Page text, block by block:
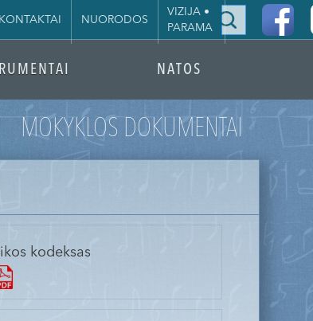
KONTAKTAI NUORODOS
VIZIJA •
PARAMA
|
NATOS
MOKYKLOS DOKUMENTAI
kodeksas